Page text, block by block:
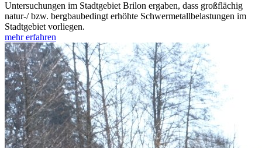
Untersuchungen im Stadtgebiet Brilon ergaben, dass großflächig
natur-/ bzw. bergbaubedingt erhöhte Schwermetallbelastungen im
Stadtgebiet vorliegen.
mehr erfahren